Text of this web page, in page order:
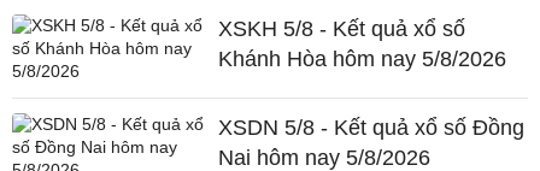
XSKH 5/8 - Kết quả xổ số
Khánh Hòa hôm nay 5/8/2026
XSDN 5/8 - Kết quả xổ số Đồng
Nai hôm nay 5/8/2026